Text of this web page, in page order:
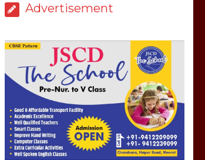
Advertisementघाट में चिता से अस्थि
वीडियो इंटरनेट पर जमकर
हो रहा वायरल
March 6, 2025
होलिका रखने पर लात मार
कर होलिका को किया तहस
नहस,मोहल्ले वालों के साथ